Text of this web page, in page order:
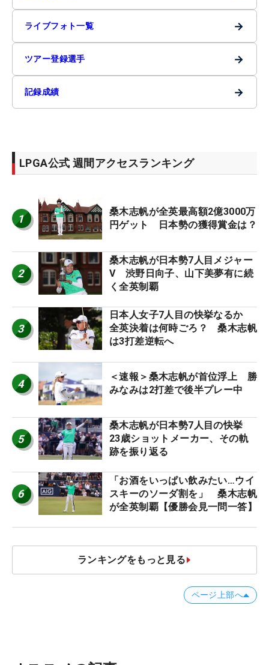
ライブフォト一覧 →
ツアー登録選手 →
記録成績 →
LPGA公式 週間アクセスランキング
1
桑木志帆が全英最高額2億3000万
円ゲット 日本勢の獲得賞金は？
2
桑木志帆が日本勢7人目メジャー
V 渋野日向子、山下美夢有に続
く全英制覇
3
日本人女子7人目の快挙なるか
全英決着は何時ごろ？ 桑木志帆
は3打差逆転へ
4
＜速報＞桑木志帆が首位浮上 勝
みなみは2打差で後半プレー中
5
桑木志帆が日本勢7人目の快挙
23歳ショットメーカー、その軌
跡を振り返る
6
「お酒をいっぱい飲みたい…ウイ
スキーのソーダ割を」 桑木志帆
が全英制覇【優勝会見一問一答】
ランキングをもっと見る
ページ上部へ